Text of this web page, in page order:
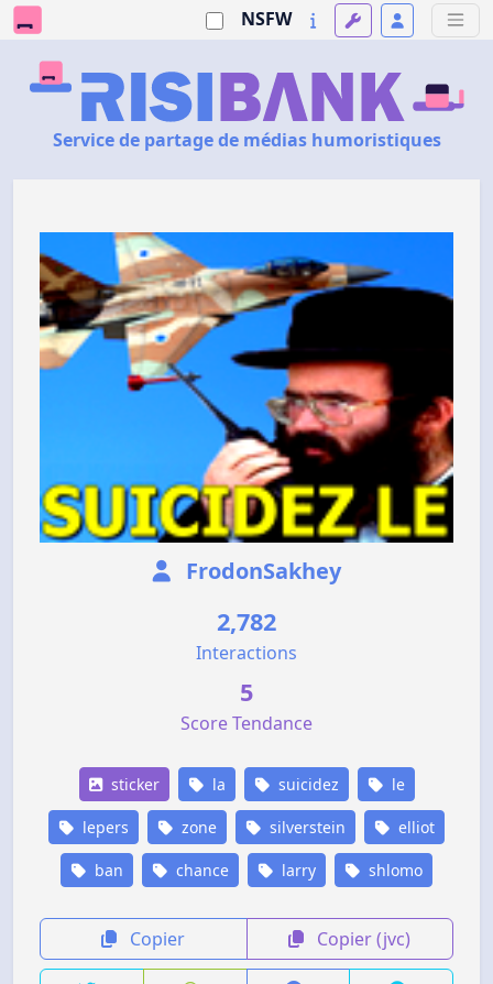
NSFW
Service de partage de médias humoristiques
FrodonSakhey
2,782
Interactions
5
Score Tendance
sticker la suicidez le
lepers zone silverstein elliot
ban chance larry shlomo
Copier Copier (jvc)